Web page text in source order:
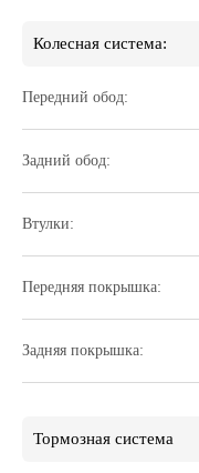
Колесная система:
Передний обод:
Задний обод:
Втулки:
Передняя покрышка:
Задняя покрышка:
Тормозная система